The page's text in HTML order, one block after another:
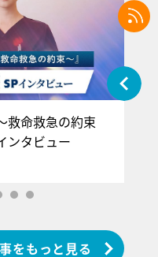
救命救急の約束
インタビュー
をもっと見る